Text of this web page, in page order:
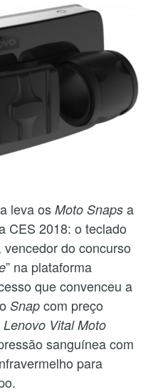
leva os Moto Snaps a
CES 2018: o teclado
do concurso
” na plataforma
que convenceu a
Snap com preço
Lenovo Vital Moto
sanguínea com
para